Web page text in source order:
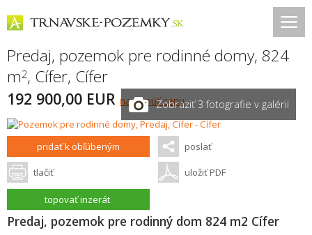
Predaj, pozemok pre rodinné domy, 824
m2, Cífer, Cífer
192 900,00 EUR navrhnúť cenuZobraziť 3 fotografie v galérii
pridať k obľúbeným poslať
tlačiť uložiť PDF
topovať inzerát
Predaj, pozemok pre rodinný dom 824 m2 Cífer